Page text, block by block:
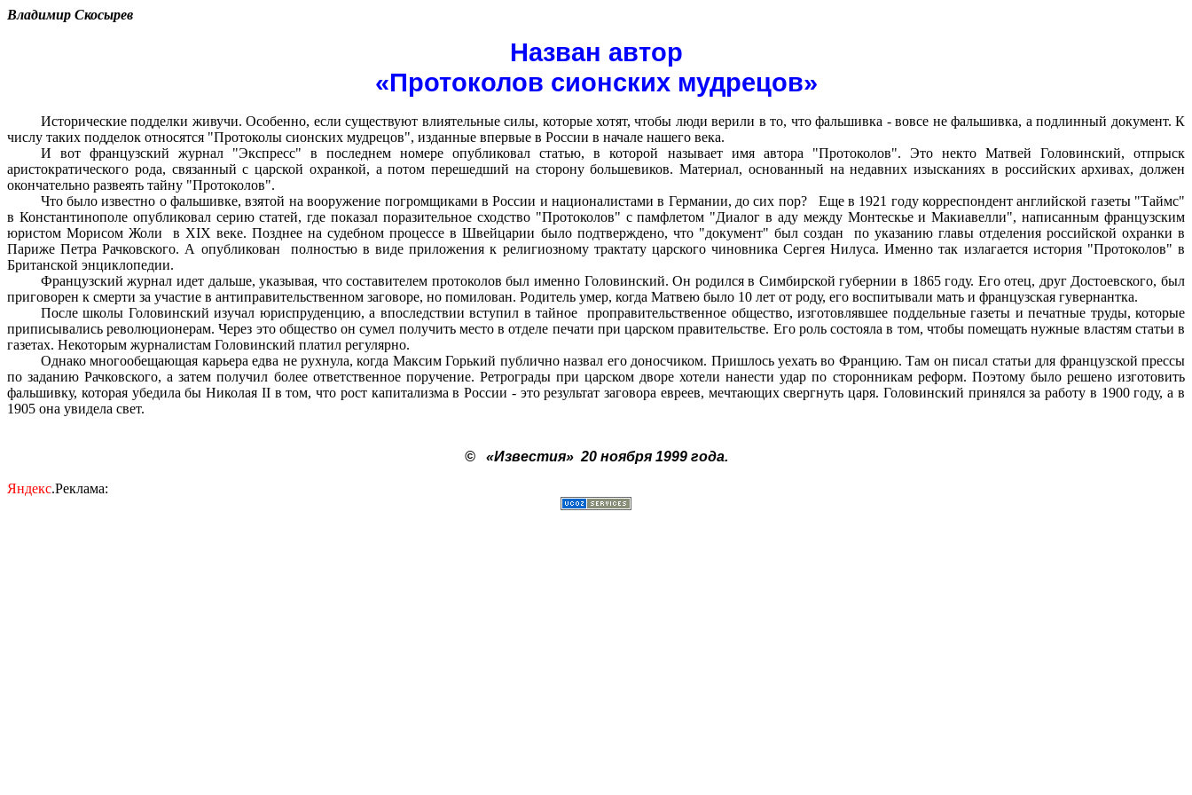
Владимир Скосырев
Назван автор
«Протоколов сионских мудрецов»
Исторические подделки живучи. Особенно, если существуют влиятельные силы, которые хотят, чтобы люди верили в то, что фальшивка - вовсе не фальшивка, а подлинный документ. К
числу таких подделок относятся "Протоколы сионских мудрецов", изданные впервые в России в начале нашего века.
И вот французский журнал "Экспресс" в последнем номере опубликовал статью, в которой называет имя автора "Протоколов". Это некто Матвей Головинский, отпрыск
аристократического рода, связанный с царской охранкой, а потом перешедший на сторону большевиков. Материал, основанный на недавних изысканиях в российских архивах, должен
окончательно развеять тайну "Протоколов".
Что было известно о фальшивке, взятой на вооружение погромщиками в России и националистами в Германии, до сих пор?
Еще в 1921 году корреспондент английской газеты "Таймс"
в Константинополе опубликовал серию статей, где показал поразительное сходство "Протоколов" с памфлетом "Диалог в аду между Монтескье и Макиавелли", написанным французским
юристом Морисом Жоли
в XIX веке. Позднее на судебном процессе в Швейцарии было подтверждено, что "документ" был создан
по указанию главы отделения российской охранки в
Париже Петра Рачковского. А опубликован
полностью в виде приложения к религиозному трактату царского чиновника Сергея Нилуса. Именно так излагается история "Протоколов" в
Британской энциклопедии.
Французский журнал идет дальше, указывая, что составителем протоколов был именно Головинский. Он родился в Симбирской губернии в 1865 году. Его отец, друг Достоевского, был
приговорен к смерти за участие в антиправительственном заговоре, но помилован. Родитель умер, когда Матвею было 10 лет от роду, его воспитывали мать и французская гувернантка.
После школы Головинский изучал юриспруденцию, а впоследствии вступил в тайное
проправительственное общество, изготовлявшее поддельные газеты и печатные труды, которые
приписывались революционерам. Через это общество он сумел получить место в отделе печати при царском правительстве. Его роль состояла в том, чтобы помещать нужные властям статьи в
газетах. Некоторым журналистам Головинский платил регулярно.
Однако многообещающая карьера едва не рухнула, когда Максим Горький публично назвал его доносчиком. Пришлось уехать во Францию. Там он писал статьи для французской прессы
по заданию Рачковского, а затем получил более ответственное поручение. Ретрограды при царском дворе хотели нанести удар по сторонникам реформ. Поэтому было решено изготовить
фальшивку, которая убедила бы Николая II в том, что рост капитализма в России - это результат заговора евреев, мечтающих свергнуть царя. Головинский принялся за работу в 1900 году, а в
1905 она увидела свет.
© «Известия» 20 ноября 1999 года.
Яндекс.Реклама: